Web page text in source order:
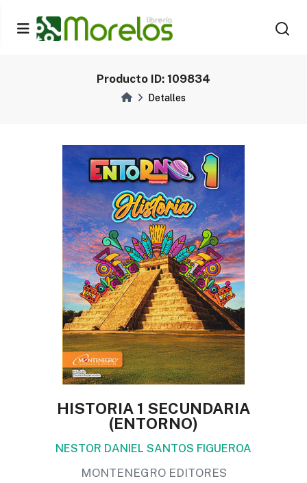
Producto ID: 109834
Detalles
HISTORIA 1 SECUNDARIA
(ENTORNO)
NESTOR DANIEL SANTOS FIGUEROA
MONTENEGRO EDITORES